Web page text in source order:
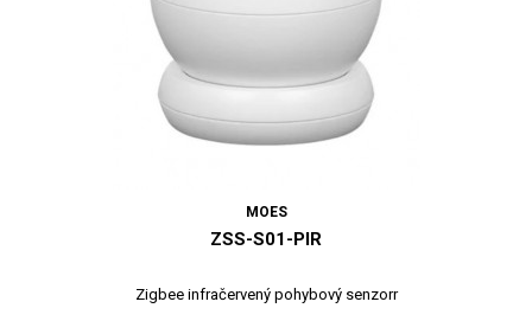
MOES
ZSS-S01-PIR
Zigbee infračervený pohybový senzorr